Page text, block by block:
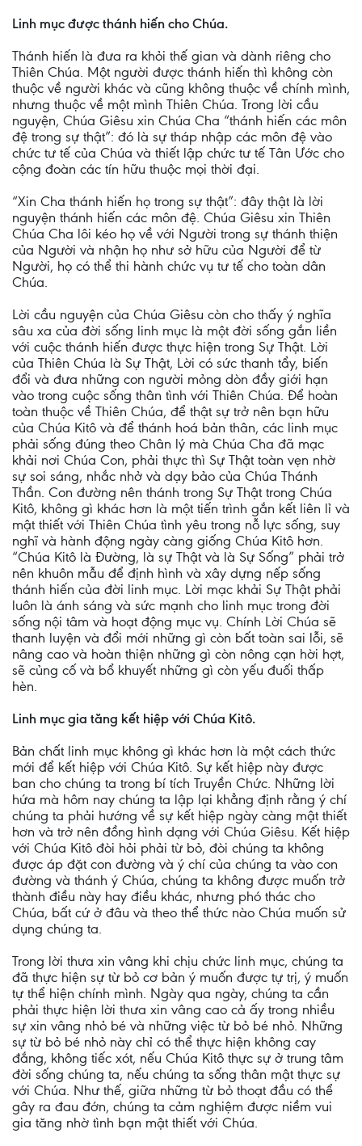
Linh mục được thánh hiến cho Chúa.
Thánh hiến là đưa ra khỏi thế gian và dành riêng cho
Thiên Chúa. Một người được thánh hiến thì không còn
thuộc về người khác và cũng không thuộc về chính mình,
nhưng thuộc về một mình Thiên Chúa. Trong lời cầu
nguyện, Chúa Giêsu xin Chúa Cha “thánh hiến các môn
đệ trong sự thật”: đó là sự tháp nhập các môn đệ vào
chức tư tế của Chúa và thiết lập chức tư tế Tân Ước cho
cộng đoàn các tín hữu thuộc mọi thời đại.
“Xin Cha thánh hiến họ trong sự thật”: đây thật là lời
nguyện thánh hiến các môn đệ. Chúa Giêsu xin Thiên
Chúa Cha lôi kéo họ về với Người trong sự thánh thiện
của Người và nhận họ như sở hữu của Người để từ
Người, họ có thể thi hành chức vụ tư tế cho toàn dân
Chúa.
Lời cầu nguyện của Chúa Giêsu còn cho thấy ý nghĩa
sâu xa của đời sống linh mục là một đời sống gắn liền
với cuộc thánh hiến được thực hiện trong Sự Thật. Lời
của Thiên Chúa là Sự Thật, Lời có sức thanh tẩy, biến
đổi và đưa những con người mỏng dòn đầy giới hạn
vào trong cuộc sống thân tình với Thiên Chúa. Để hoàn
toàn thuộc về Thiên Chúa, để thật sự trở nên bạn hữu
của Chúa Kitô và để thánh hoá bản thân, các linh mục
phải sống đúng theo Chân lý mà Chúa Cha đã mạc
khải nơi Chúa Con, phải thực thì Sự Thật toàn vẹn nhờ
sự soi sáng, nhắc nhở và dạy bảo của Chúa Thánh
Thần. Con đường nên thánh trong Sự Thật trong Chúa
Kitô, không gì khác hơn là một tiến trình gắn kết liên lỉ và
mật thiết với Thiên Chúa tình yêu trong nỗ lực sống, suy
nghĩ và hành động ngày càng giống Chúa Kitô hơn.
“Chúa Kitô là Đường, là sự Thật và là Sự Sống” phải trở
nên khuôn mẫu để định hình và xây dựng nếp sống
thánh hiến của đời linh mục. Lời mạc khải Sự Thật phải
luôn là ánh sáng và sức mạnh cho linh mục trong đời
sống nội tâm và hoạt động mục vụ. Chính Lời Chúa sẽ
thanh luyện và đổi mới những gì còn bất toàn sai lỗi, sẽ
nâng cao và hoàn thiện những gì còn nông cạn hời hợt,
sẽ củng cố và bổ khuyết những gì còn yếu đuối thấp
hèn.
Linh mục gia tăng kết hiệp với Chúa Kitô.
Bản chất linh mục không gì khác hơn là một cách thức
mới để kết hiệp với Chúa Kitô. Sự kết hiệp này được
ban cho chúng ta trong bí tích Truyền Chức. Những lời
hứa mà hôm nay chúng ta lập lại khẳng định rằng ý chí
chúng ta phải hướng về sự kết hiệp ngày càng mật thiết
hơn và trở nên đồng hình dạng với Chúa Giêsu. Kết hiệp
với Chúa Kitô đòi hỏi phải từ bỏ, đòi chúng ta không
được áp đặt con đường và ý chí của chúng ta vào con
đường và thánh ý Chúa, chúng ta không được muốn trở
thành điều này hay điều khác, nhưng phó thác cho
Chúa, bất cứ ở đâu và theo thể thức nào Chúa muốn sử
dụng chúng ta.
Trong lời thưa xin vâng khi chịu chức linh mục, chúng ta
đã thực hiện sự từ bỏ cơ bản ý muốn được tự trị, ý muốn
tự thể hiện chính mình. Ngày qua ngày, chúng ta cần
phải thực hiện lời thưa xin vâng cao cả ấy trong nhiều
sự xin vâng nhỏ bé và những việc từ bỏ bé nhỏ. Những
sự từ bỏ bé nhỏ này chỉ có thể thực hiện không cay
đắng, không tiếc xót, nếu Chúa Kitô thực sự ở trung tâm
đời sống chúng ta, nếu chúng ta sống thân mật thực sự
với Chúa. Như thế, giữa những từ bỏ thoạt đầu có thể
gây ra đau đớn, chúng ta cảm nghiệm được niềm vui
gia tăng nhờ tình bạn mật thiết với Chúa.